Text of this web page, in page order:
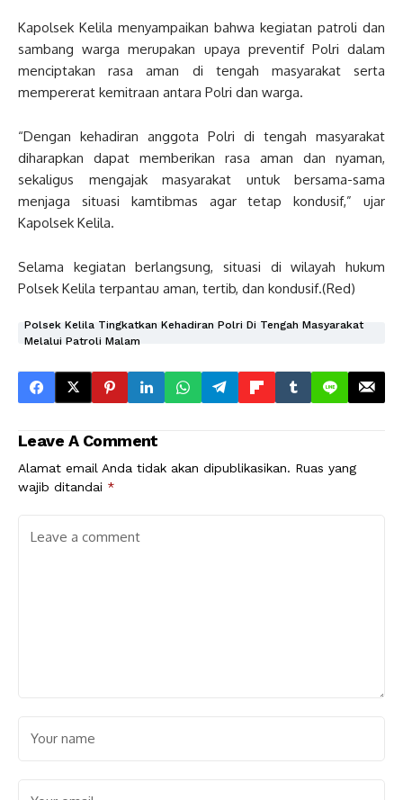
Kapolsek Kelila menyampaikan bahwa kegiatan patroli dan
sambang warga merupakan upaya preventif Polri dalam
menciptakan rasa aman di tengah masyarakat serta
mempererat kemitraan antara Polri dan warga.
“Dengan kehadiran anggota Polri di tengah masyarakat
diharapkan dapat memberikan rasa aman dan nyaman,
sekaligus mengajak masyarakat untuk bersama-sama
menjaga situasi kamtibmas agar tetap kondusif,” ujar
Kapolsek Kelila.
Selama kegiatan berlangsung, situasi di wilayah hukum
Polsek Kelila terpantau aman, tertib, dan kondusif.(Red)
Polsek Kelila Tingkatkan Kehadiran Polri Di Tengah Masyarakat
Melalui Patroli Malam
Leave A Comment
Alamat email Anda tidak akan dipublikasikan. Ruas yang
wajib ditandai *